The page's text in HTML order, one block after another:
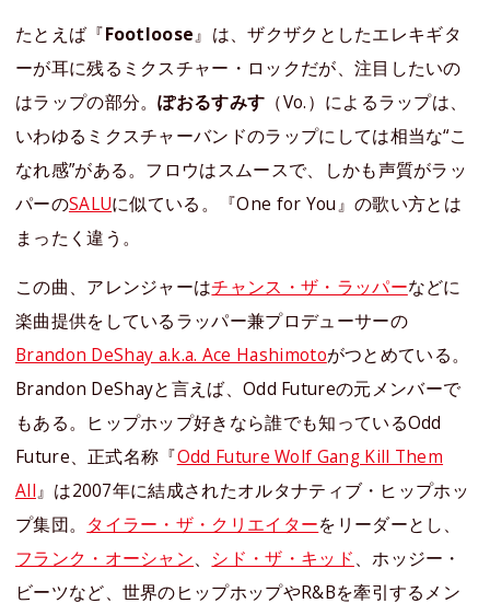
たとえば『Footloose』は、ザクザクとしたエレキギタ
ーが耳に残るミクスチャー・ロックだが、注目したいの
はラップの部分。ぽおるすみす （Vo.）によるラップは、
いわゆるミクスチャーバンドのラップにしては相当な“こ
なれ感”がある。フロウはスムースで、しかも声質がラッ
パーのSALUに似ている。『One for You』の歌い方とは
まったく違う。
この曲、アレンジャーはチャンス・ザ・ラッパーなどに
楽曲提供をしているラッパー兼プロデューサーの
Brandon DeShay a.k.a. Ace Hashimotoがつとめている。
Brandon DeShayと言えば、Odd Futureの元メンバーで
もある。ヒップホップ好きなら誰でも知っているOdd
Future、正式名称『Odd Future Wolf Gang Kill Them
All』は2007年に結成されたオルタナティブ・ヒップホッ
プ集団。 タイラー・ザ・クリエイターをリーダーとし、
フランク・オーシャン、 シド・ザ・キッド、ホッジー・
ビーツなど、世界のヒップホップやR&Bを牽引するメン